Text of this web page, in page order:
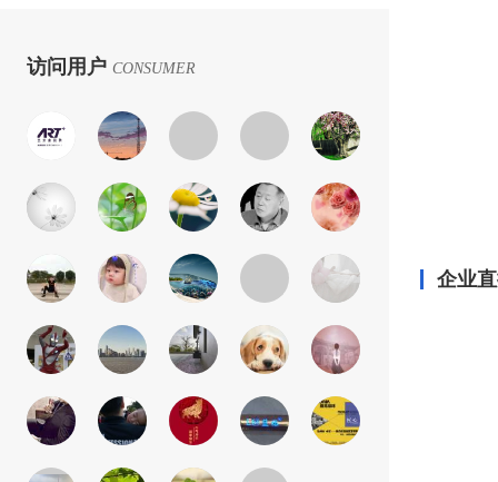
访问用户 CONSUMER
企业